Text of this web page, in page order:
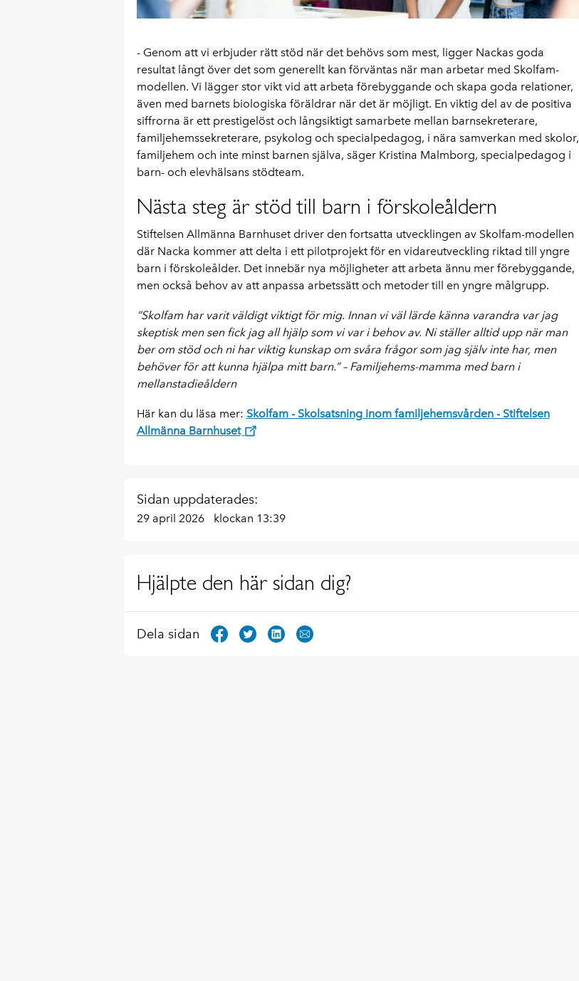
- Genom att vi erbjuder rätt stöd när det behövs som mest, ligger Nackas goda
resultat långt över det som generellt kan förväntas när man arbetar med Skolfam-
modellen. Vi lägger stor vikt vid att arbeta förebyggande och skapa goda relationer,
även med barnets biologiska föräldrar när det är möjligt. En viktig del av de positiva
siffrorna är ett prestigelöst och långsiktigt samarbete mellan barnsekreterare,
familjehemssekreterare, psykolog och specialpedagog, i nära samverkan med skolor,
familjehem och inte minst barnen själva, säger Kristina Malmborg, specialpedagog i
barn- och elevhälsans stödteam.
Nästa steg är stöd till barn i förskoleåldern
Stiftelsen Allmänna Barnhuset driver den fortsatta utvecklingen av Skolfam-modellen
där Nacka kommer att delta i ett pilotprojekt för en vidareutveckling riktad till yngre
barn i förskoleålder. Det innebär nya möjligheter att arbeta ännu mer förebyggande,
men också behov av att anpassa arbetssätt och metoder till en yngre målgrupp.
”Skolfam har varit väldigt viktigt för mig. Innan vi väl lärde känna varandra var jag
skeptisk men sen fick jag all hjälp som vi var i behov av. Ni ställer alltid upp när man
ber om stöd och ni har viktig kunskap om svåra frågor som jag själv inte har, men
behöver för att kunna hjälpa mitt barn.” – Familjehems-mamma med barn i
mellanstadieåldern
Här kan du läsa mer: Skolfam - Skolsatsning inom familjehemsvården - Stiftelsen
Allmänna Barnhuset
Sidan uppdaterades:
29 april 2026 klockan 13:39
Hjälpte den här sidan dig?
Dela sidan